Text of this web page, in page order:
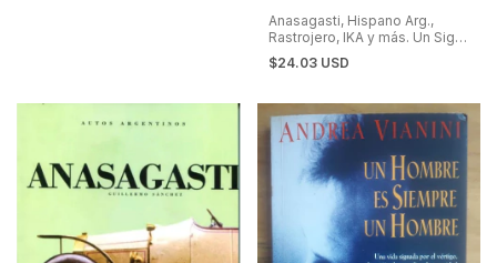
Anasagasti, Hispano Arg.,
Rastrojero, IKA y más. Un Siglo
de Autos Argentinos. Vol. 1
$24.03 USD